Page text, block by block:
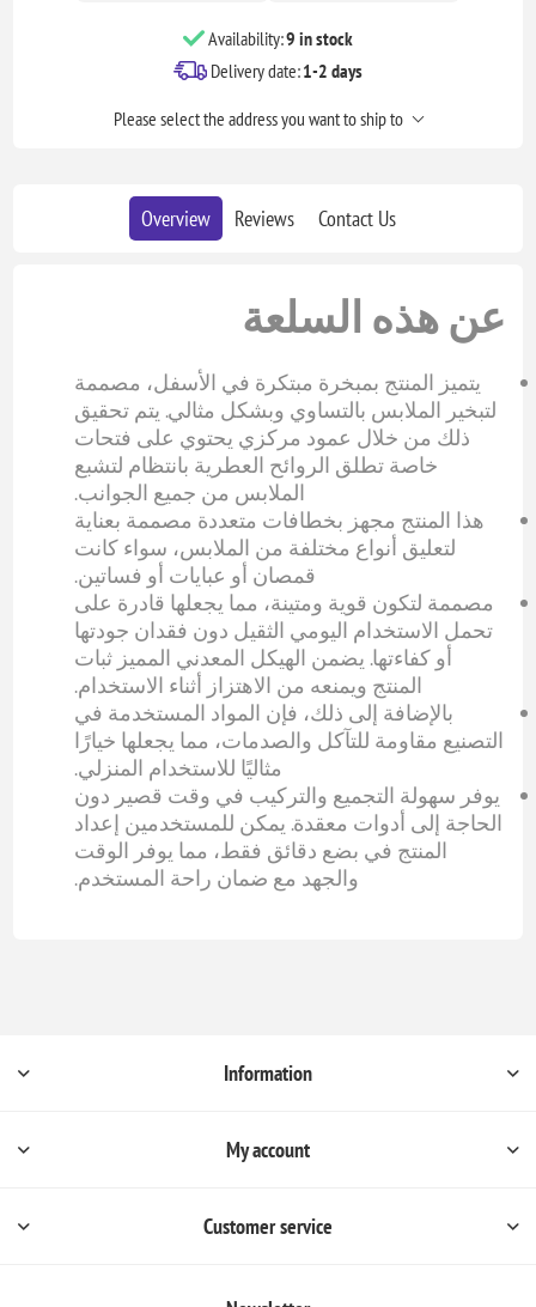
Availability:9 in stock
Delivery date:1-2 days
Please select the address you want to ship to
Overview Reviews Contact Us
عن هذه السلعة
يتميز المنتج بمبخرة مبتكرة في الأسفل، مصممة
لتبخير الملابس بالتساوي وبشكل مثالي. يتم تحقيق
ذلك من خلال عمود مركزي يحتوي على فتحات
خاصة تطلق الروائح العطرية بانتظام لتشبع
الملابس من جميع الجوانب.
هذا المنتج مجهز بخطافات متعددة مصممة بعناية
لتعليق أنواع مختلفة من الملابس، سواء كانت
قمصان أو عبايات أو فساتين.
مصممة لتكون قوية ومتينة، مما يجعلها قادرة على
تحمل الاستخدام اليومي الثقيل دون فقدان جودتها
أو كفاءتها. يضمن الهيكل المعدني المميز ثبات
المنتج ويمنعه من الاهتزاز أثناء الاستخدام.
بالإضافة إلى ذلك، فإن المواد المستخدمة في
التصنيع مقاومة للتآكل والصدمات، مما يجعلها خيارًا
مثاليًا للاستخدام المنزلي.
يوفر سهولة التجميع والتركيب في وقت قصير دون
الحاجة إلى أدوات معقدة. يمكن للمستخدمين إعداد
المنتج في بضع دقائق فقط، مما يوفر الوقت
والجهد مع ضمان راحة المستخدم.
Information
My account
Customer service